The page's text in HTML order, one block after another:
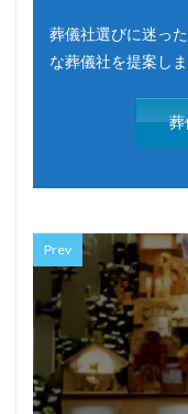
葬儀社選びに迷っ
な葬儀社を提案しま
葬
Prev